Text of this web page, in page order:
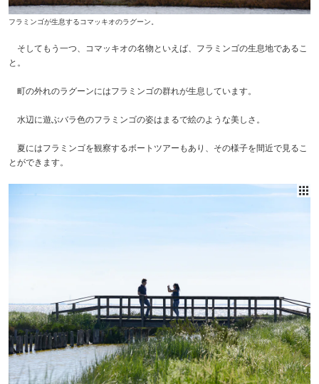
フラミンゴが生息するコマッキオのラグーン。
そしてもう一つ、コマッキオの名物といえば、フラミンゴの生息地であるこ
と。
町の外れのラグーンにはフラミンゴの群れが生息しています。
水辺に遊ぶバラ色のフラミンゴの姿はまるで絵のような美しさ。
夏にはフラミンゴを観察するボートツアーもあり、その様子を間近で見るこ
とができます。